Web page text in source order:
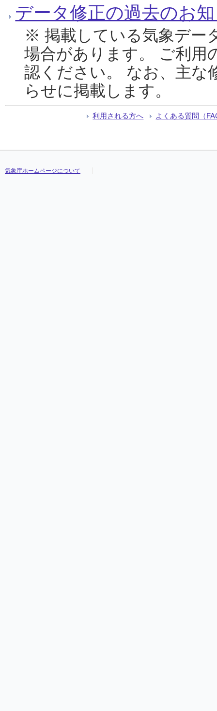
データ修正の過去のお
※ 掲載している気象デー
場合があります。 ご利用
認ください。 なお、主な
らせに掲載します。
利用される方へ よくある質問（
気象庁ホームページについて